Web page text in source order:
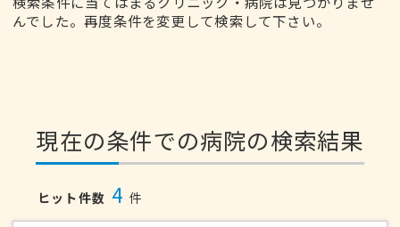
んでした。再度条件を変更して検索して下さい。
現在の条件での病院の検索結果
ヒット件数 4 件